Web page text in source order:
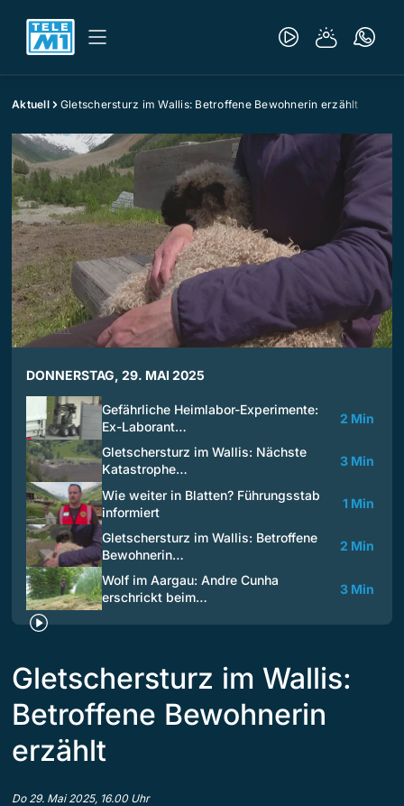
Aktuell Gletschersturz im Wallis: Betroffene Bewohnerin erzählt
DONNERSTAG, 29. MAI 2025
Gefährliche Heimlabor-Experimente:
Ex-Laborant…
2 Min
Gletschersturz im Wallis: Nächste
Katastrophe…
3 Min
Wie weiter in Blatten? Führungsstab
informiert
1 Min
Gletschersturz im Wallis: Betroffene
Bewohnerin…
2 Min
Wolf im Aargau: Andre Cunha
erschrickt beim…
3 Min
Gletschersturz im Wallis:
Betroffene Bewohnerin
erzählt
Do 29. Mai 2025, 16.00 Uhr